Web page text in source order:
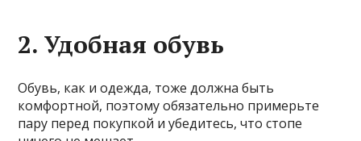
2. Удобная обувь
Обувь, как и одежда, тоже должна быть
комфортной, поэтому обязательно примерьте
пару перед покупкой и убедитесь, что стопе